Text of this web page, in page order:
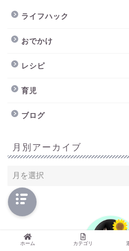
ライフハック
おでかけ
レシピ
育児
ブログ
月別アーカイブ
ホーム カテゴリ